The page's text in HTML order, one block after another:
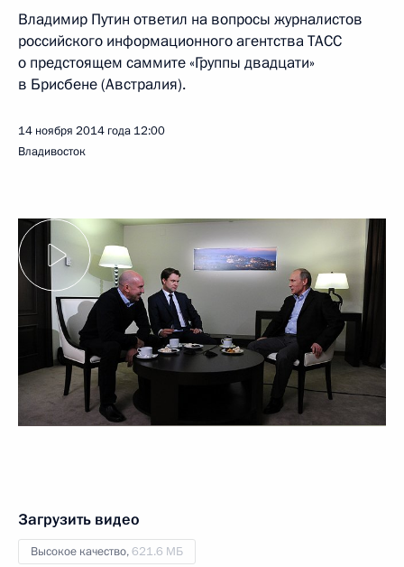
Владимир Путин ответил на вопросы журналистов
российского информационного агентства ТАСС
о предстоящем саммите «Группы двадцати»
в Брисбене (Австралия).
14 ноября 2014 года 12:00
Владивосток
Загрузить видео
Высокое качество,621.6 МБ